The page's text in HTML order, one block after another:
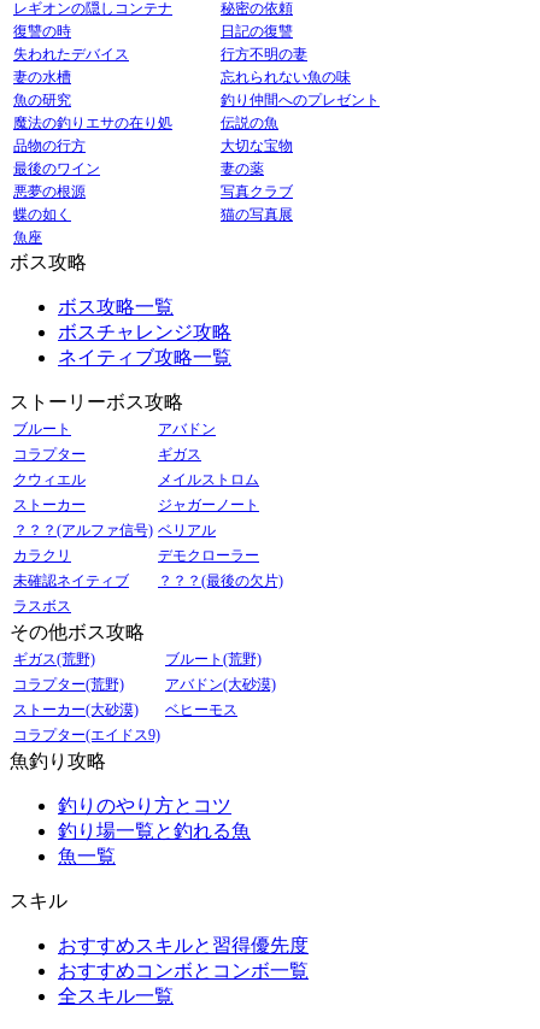
レギオンの隠しコンテナ
秘密の依頼
復讐の時
日記の復讐
失われたデバイス
行方不明の妻
妻の水槽
忘れられない魚の味
魚の研究
釣り仲間へのプレゼント
魔法の釣りエサの在り処
伝説の魚
品物の行方
大切な宝物
最後のワイン
妻の薬
悪夢の根源
写真クラブ
蝶の如く
猫の写真展
魚座
ボス攻略
ボス攻略一覧
ボスチャレンジ攻略
ネイティブ攻略一覧
ストーリーボス攻略
ブルート
アバドン
コラプター
ギガス
クウィエル
メイルストロム
ストーカー
ジャガーノート
？？？(アルファ信号) ベリアル
カラクリ
デモクローラー
未確認ネイティブ
？？？(最後の欠片)
ラスボス
その他ボス攻略
ギガス(荒野)
ブルート(荒野)
コラプター(荒野)
アバドン(大砂漠)
ストーカー(大砂漠)
ベヒーモス
コラプター(エイドス9)
魚釣り攻略
釣りのやり方とコツ
釣り場一覧と釣れる魚
魚一覧
スキル
おすすめスキルと習得優先度
おすすめコンボとコンボ一覧
全スキル一覧